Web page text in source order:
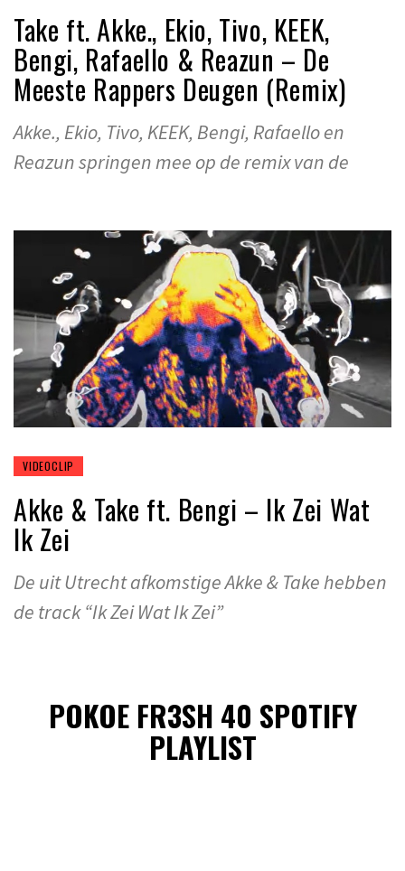
Take ft. Akke., Ekio, Tivo, KEEK,
Bengi, Rafaello & Reazun – De
Meeste Rappers Deugen (Remix)
Akke., Ekio, Tivo, KEEK, Bengi, Rafaello en
Reazun springen mee op de remix van de
VIDEOCLIP
Akke & Take ft. Bengi – Ik Zei Wat
Ik Zei
De uit Utrecht afkomstige Akke & Take hebben
de track “Ik Zei Wat Ik Zei”
POKOE FR3SH 40 SPOTIFY
PLAYLIST